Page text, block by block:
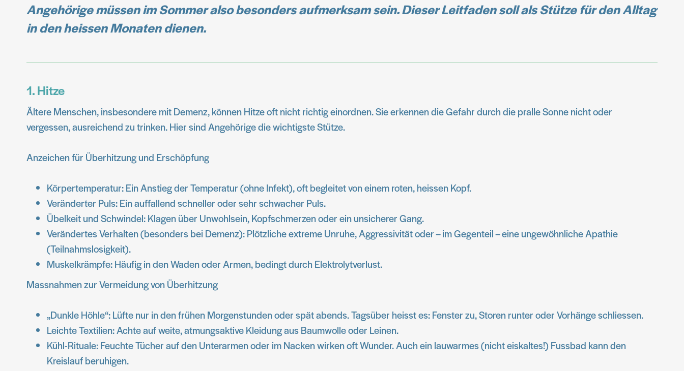
Angehörige müssen im Sommer also besonders aufmerksam sein. Dieser Leitfaden soll als Stütze für den Alltag
in den heissen Monaten dienen.
1. Hitze
Ältere Menschen, insbesondere mit Demenz, können Hitze oft nicht richtig einordnen. Sie erkennen die Gefahr durch die pralle Sonne nicht oder
vergessen, ausreichend zu trinken. Hier sind Angehörige die wichtigste Stütze.
Anzeichen für Überhitzung und Erschöpfung
Körpertemperatur: Ein Anstieg der Temperatur (ohne Infekt), oft begleitet von einem roten, heissen Kopf.
Veränderter Puls: Ein auffallend schneller oder sehr schwacher Puls.
Übelkeit und Schwindel: Klagen über Unwohlsein, Kopfschmerzen oder ein unsicherer Gang.
Verändertes Verhalten (besonders bei Demenz): Plötzliche extreme Unruhe, Aggressivität oder – im Gegenteil – eine ungewöhnliche Apathie
(Teilnahmslosigkeit).
Muskelkrämpfe: Häufig in den Waden oder Armen, bedingt durch Elektrolytverlust.
Massnahmen zur Vermeidung von Überhitzung
„Dunkle Höhle“: Lüfte nur in den frühen Morgenstunden oder spät abends. Tagsüber heisst es: Fenster zu, Storen runter oder Vorhänge schliessen.
Leichte Textilien: Achte auf weite, atmungsaktive Kleidung aus Baumwolle oder Leinen.
Kühl-Rituale: Feuchte Tücher auf den Unterarmen oder im Nacken wirken oft Wunder. Auch ein lauwarmes (nicht eiskaltes!) Fussbad kann den
Kreislauf beruhigen.